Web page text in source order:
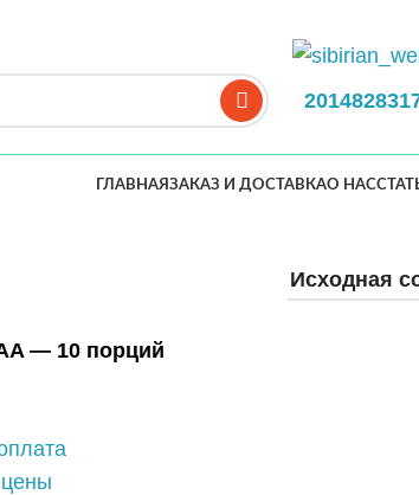
ГЛАВНАЯ ЗАКАЗ И ДОСТАВКАО НАС
— 10 порций
цены